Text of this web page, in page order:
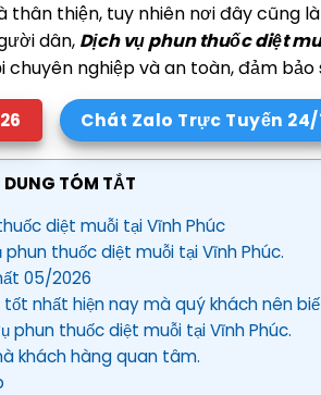
thân thiện, tuy nhiên nơi đây cũng
dân, Dịch vụ phun thuốc diệt
nghiệp và an toàn, đảm
Chát Zalo Trực Tuyến 24/
DUNG TÓM TẮT
diệt muỗi tại Vĩnh Phúc
thuốc diệt muỗi tại Vĩnh Phúc.
05/2026
nhất hiện nay mà quý khách nên
phun thuốc diệt muỗi tại Vĩnh Phúc.
khách hàng quan tâm.